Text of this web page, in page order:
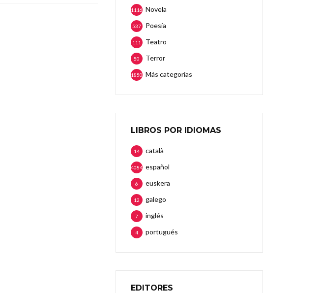
Novela
1116
Poesía
537
Teatro
111
Terror
50
Más categorias
1850
LIBROS POR IDIOMAS
català
14
español
4084
euskera
6
galego
12
inglés
7
portugués
4
EDITORES